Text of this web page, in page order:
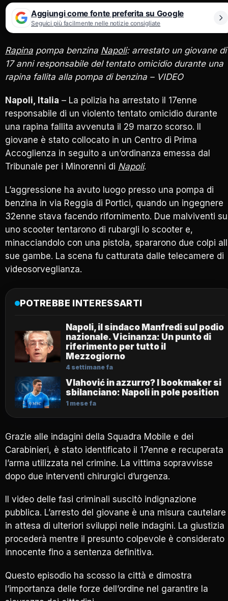
Aggiungi come fonte preferita su Google
Seguici più facilmente nelle notizie consigliate
Rapina pompa benzina Napoli: arrestato un giovane di
17 anni responsabile del tentato omicidio durante una
rapina fallita alla pompa di benzina – VIDEO
Napoli, Italia – La polizia ha arrestato il 17enne
responsabile di un violento tentato omicidio durante
una rapina fallita avvenuta il 29 marzo scorso. Il
giovane è stato collocato in un Centro di Prima
Accoglienza in seguito a un’ordinanza emessa dal
Tribunale per i Minorenni di Napoli.
L’aggressione ha avuto luogo presso una pompa di
benzina in via Reggia di Portici, quando un ingegnere
32enne stava facendo rifornimento. Due malviventi su
uno scooter tentarono di rubargli lo scooter e,
minacciandolo con una pistola, spararono due colpi
sue gambe. La scena fu catturata dalle telecamere di
videosorveglianza.
POTREBBE INTERESSARTI
Napoli, il sindaco Manfredi sul podio
nazionale. Vicinanza: Un punto di
riferimento per tutto il
Mezzogiorno
4 settimane fa
Vlahović in azzurro? I bookmaker si
sbilanciano: Napoli in pole position
1 mese fa
Grazie alle indagini della Squadra Mobile e dei
Carabinieri, è stato identificato il 17enne e recuperata
l’arma utilizzata nel crimine. La vittima sopravvisse
dopo due interventi chirurgici d’urgenza.
Il video delle fasi criminali suscitò indignazione
pubblica. L’arresto del giovane è una misura cautelare
in attesa di ulteriori sviluppi nelle indagini. La giustizia
procederà mentre il presunto colpevole è considerato
innocente fino a sentenza definitiva.
Questo episodio ha scosso la città e dimostra
l’importanza delle forze dell’ordine nel garantire la